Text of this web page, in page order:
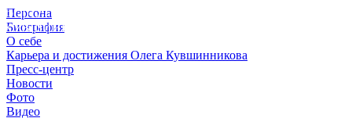
Персона
Биография
О себе
Карьера и достижения Олега Кувшинникова
Пресс-центр
Новости
Фото
Видео
© 2012 - 2023,
КУВШИННИКОВ О.А.